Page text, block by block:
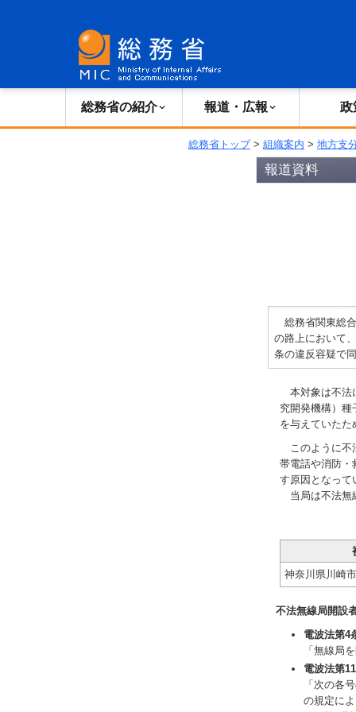
総務省の紹介 報道・広報 政
総務省トップ> 組織案内 > 地方支
報道資料
総務省関東総
の路上において
条の違反容疑で
本対象は不法
究開発機構）
を与えていたた
このように不
帯電話や消防・
す原因となって
当局は不法無
神奈川県川崎
不法無線局開設
電波法第4
「無線局
電波法第
「次の各
の規定に